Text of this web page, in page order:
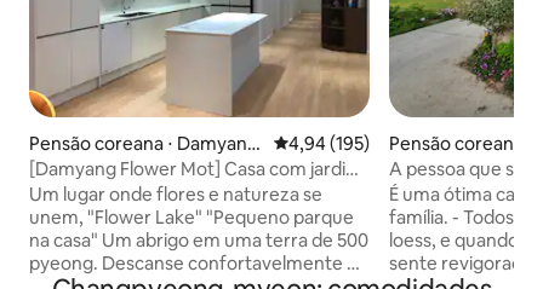
Pensão coreana ⋅ Damyang
-eup, Damyang
4,94 de uma avaliação média de
4,94 (195)
[Damyang Flower Mot] Casa com jardim
onde florescem flores em todas as
estações (até 8 pessoas)
Um lugar onde flores e natureza se
unem, "Flower Lake" "Pequeno parque
na casa" Um abrigo em uma terra de 500
pyeong. Descanse confortavelmente no
Pensão coreana
on, Hwasun
A pessoa que
É uma ótima casa
família. - Todos os quartos são quartos
loess, e quando
sente revigorado.